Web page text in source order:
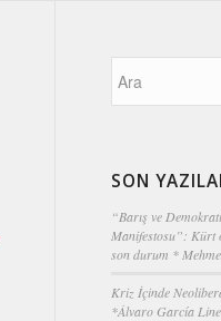
SON
“Barış ve
Manifestosu”: Kürt
son durum *
Kriz İçinde
*Álvaro García